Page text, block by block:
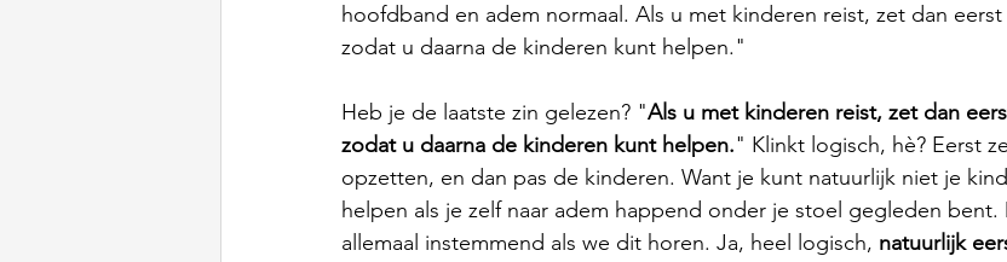
hoofdband en adem normaal. Als u met kinderen reist, zet dan
zodat u daarna de kinderen kunt helpen."
Heb je de laatste zin gelezen? "Als u met kinderen reist, zet dan
zodat u daarna de kinderen kunt helpen." Klinkt logisch, hè? Eerst
opzetten, en dan pas de kinderen. Want je kunt natuurlijk niet je
helpen als je zelf naar adem happend onder je stoel gegleden bent.
allemaal instemmend als we dit horen. Ja, heel logisch, natuurlijk